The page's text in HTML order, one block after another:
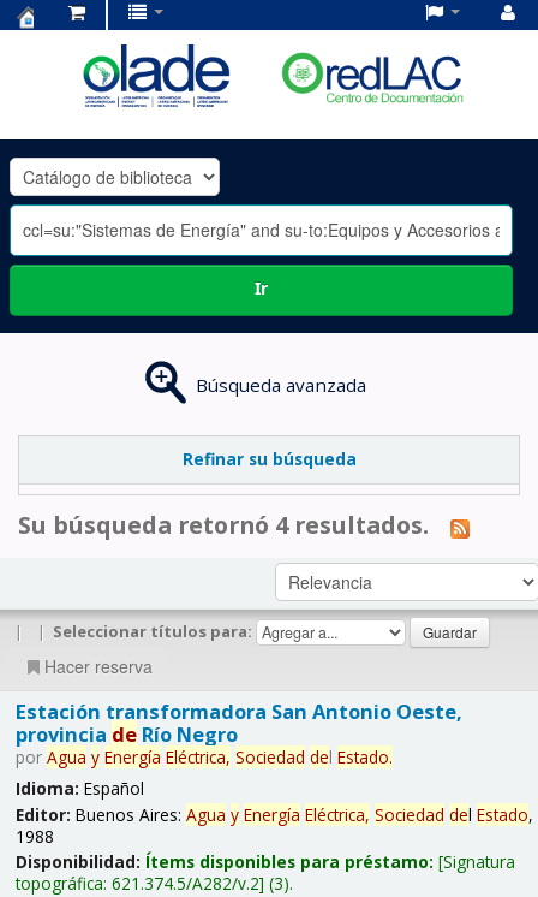
OLADE
-
Ir
Búsqueda avanzada
Refinar su búsqueda
Su búsqueda retornó 4 resultados.
| | Seleccionar títulos para:
Hacer reserva
Estación transformadora San Antonio Oeste,
provincia deRío Negro
por Agua y Energía Eléctrica, Sociedad del Estado.
Idioma: Español
Editor: Buenos Aires: Agua y Energía Eléctrica, Sociedad del Estado,
1988
Disponibilidad: Ítems disponibles para préstamo: Signatura
topográfica: 621.374.5/A282/v.2 (3).